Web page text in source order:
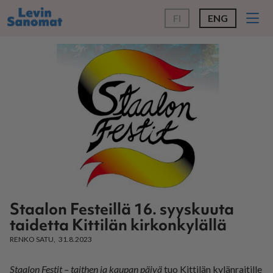
FI ENG
Staalon Festeillä 16. syyskuuta
taidetta Kittilän kirkonkylällä
RENKO SATU 31.8.2023
Staa­lon Fes­tit – tait­hen ja kau­pan päi­vätuo Kit­ti­län ky­län­rai­til­le